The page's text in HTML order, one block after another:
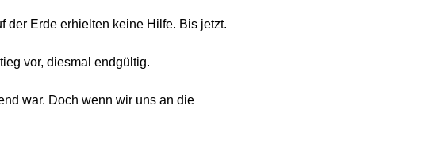
der Erde erhielten keine Hilfe. Bis jetzt.
vor, diesmal endgültig.
war. Doch wenn wir uns an die